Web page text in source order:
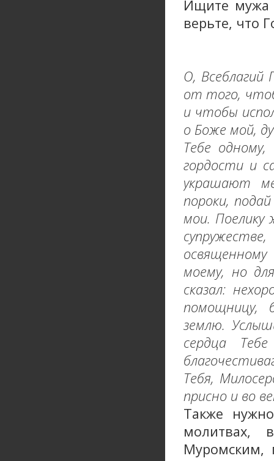
Ищите мужа
верьте, что
О, Всеблагий
от того,
и чтобы
о Боже мой,
Тебе
гордости и
украшают
пороки,
мои.
моему, но
сказал:
помощницу,
землю.
сердца
Тебя,
присно и во
Также
молитвах,
Муромским,